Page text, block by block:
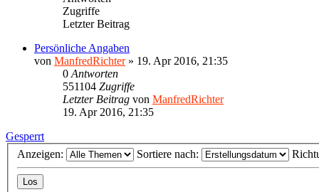
Zugriffe
Letzter Beitrag
Persönliche Angaben
von ManfredRichter» 19. Apr 2016, 21:35
0 Antworten
551104 Zugriffe
Letzter Beitrag von ManfredRichter
19. Apr 2016, 21:35
Gesperrt
Anzeigen:
Sortiere nach: